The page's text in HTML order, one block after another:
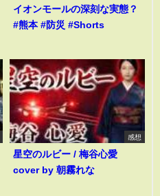
イオンモールの深刻な実態？
#熊本 #防災 #Shorts
感想
星空のルビー / 梅谷心愛
cover by 朝霧れな